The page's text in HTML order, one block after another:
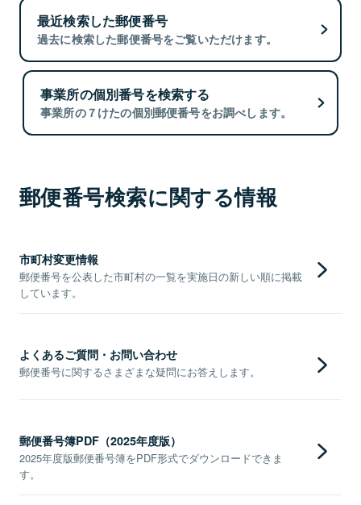
最近検索した郵便番号
過去に検索した郵便番号をご覧いただけます。
事業所の個別番号を検索する
事業所の７けたの個別郵便番号をお調べします。
郵便番号検索に関する情報
市町村変更情報
郵便番号を公表した市町村の一覧を実施日の新しい順に掲載
しています。
よくあるご質問・お問い合わせ
郵便番号に関するさまざまな疑問にお答えします。
郵便番号簿PDF（2025年度版）
2025年度版郵便番号簿をPDF形式でダウンロードできま
す。